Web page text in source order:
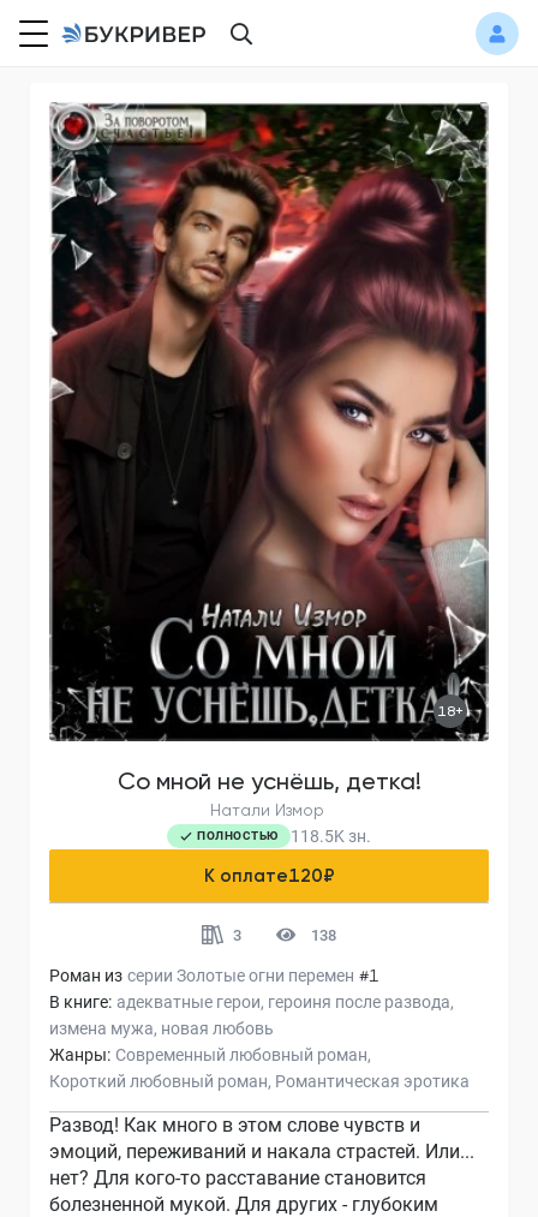
18+
Со мной не уснёшь, детка!
Натали Измор
ПОЛНОСТЬЮ 118.5K зн.
К оплате120₽
3 138
Роман из серии Золотые огни перемен #1
В книге: адекватные герои героиня после развода
измена мужа новая любовь
Жанры: Современный любовный роман
Короткий любовный роман Романтическая эротика
Развод! Как много в этом слове чувств и
эмоций, переживаний и накала страстей. Или...
нет? Для кого-то расставание становится
болезненной мукой. Для других - глубоким